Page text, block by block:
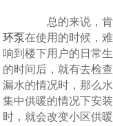
总的来说，肯
环泵在使用的时候，
响到楼下用户的日常
的时间后，就有去检
漏水的情况时，那么
集中供暖的情况下安
时，就会改变小区供